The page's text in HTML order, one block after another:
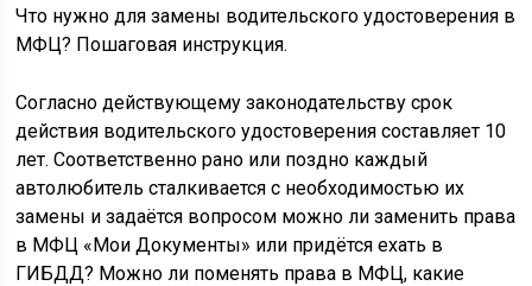
Что нужно для замены водительского удостоверения в
МФЦ? Пошаговая инструкция.
Согласно действующему законодательству срок
действия водительского удостоверения составляет 10
лет. Соответственно рано или поздно каждый
автолюбитель сталкивается с необходимостью их
замены и задаётся вопросом можно ли заменить права
в МФЦ «Мои Документы» или придётся ехать в
ГИБДД? Можно ли поменять права в МФЦ, какие